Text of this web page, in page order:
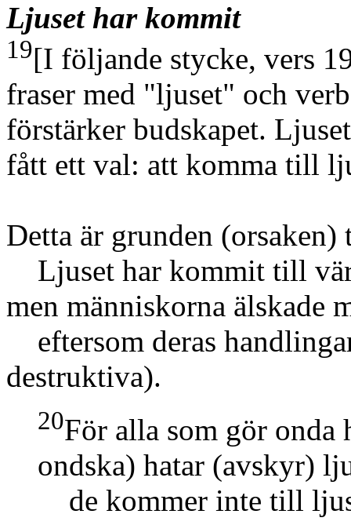
Ljuset har kommit
19[I följande stycke, vers
fraser med "ljuset" och
förstärker budskapet.
fått ett val: att komma till
Detta är grunden (orsaken)
Ljuset har kommit till
men människorna älskade
eftersom deras
destruktiva).
20För alla som gör
ondska) hatar (avskyr)
de kommer inte till